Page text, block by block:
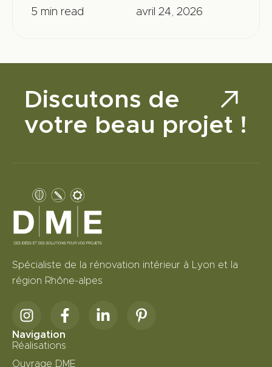
5 min read avril 24, 2026
Discutons de
votre beau projet !
Spécialiste de la rénovation intérieur à Lyon et la
région Rhône-alpes
Navigation
Réalisations
Ouvrage DME